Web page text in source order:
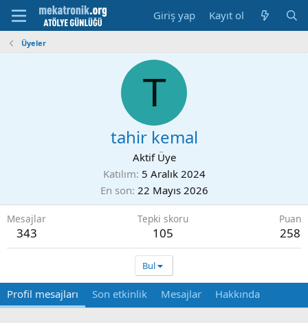
Giriş yap Kayıt ol
Üyeler
T
tahir kemal
Aktif Üye
Katılım 5 Aralık 2024
En son 22 Mayıs 2026
Mesajlar
343
Tepki skoru
105
Puan
258
Bul
Profil mesajları Son etkinlik Mesajlar Hakkında